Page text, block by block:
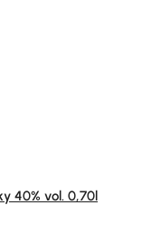
5 Sternen
40% vol. 0,70l